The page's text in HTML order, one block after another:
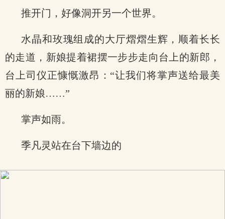
推开门，好像洞开另一个世界。
水晶和玫瑰组成的大厅熠熠生辉，顺着长长
的走道，新娘提着裙摆一步步走向台上的新郎，
台上司仪正慷慨激昂：“让我们将掌声送给最美
丽的新娘……”
掌声如雨。
季凡灵站在台下墙边的
x